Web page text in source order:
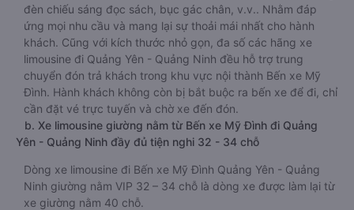
đèn chiếu sáng đọc sách, bục gác chân, v.v.. Nhằm đáp
ứng mọi nhu cầu và mang lại sự thoải mái nhất cho hành
khách. Cũng với kích thước nhỏ gọn, đa số các hãng xe
limousine đi Quảng Yên - Quảng Ninh đều hỗ trợ trung
chuyển đón trả khách trong khu vực nội thành Bến xe Mỹ
Đình. Hành khách không còn bị bắt buộc ra bến xe để đi, chỉ
cần đặt vé trực tuyến và chờ xe đến đón.
b. Xe limousine giường nằm từ Bến xe Mỹ Đình đi Quảng
Yên - Quảng Ninh đầy đủ tiện nghi 32 - 34 chỗ
Dòng xe limousine đi Bến xe Mỹ Đình Quảng Yên - Quảng
Ninh giường nằm VIP 32 – 34 chỗ là dòng xe được làm lại từ
xe giường nằm 40 chỗ.